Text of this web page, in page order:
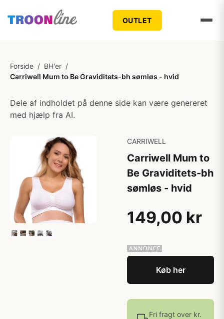
OUTLET
Forside / BH'er /
Carriwell Mum to Be Graviditets-bh sømløs - hvid
Dele af indholdet på denne side kan være genereret
med hjælp fra AI.
CARRIWELL
Carriwell Mum to
Be Graviditets-bh
sømløs - hvid
149,00 kr
Køb her
Fri fragt over kr.